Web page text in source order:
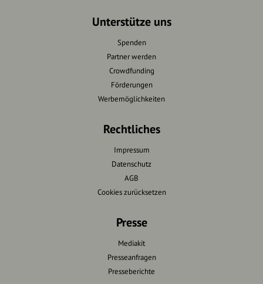
Unterstütze uns
Spenden
Partner werden
Crowdfunding
Förderungen
Werbemöglichkeiten
Rechtliches
Impressum
Datenschutz
AGB
Cookies zurücksetzen
Presse
Mediakit
Presseanfragen
Presseberichte